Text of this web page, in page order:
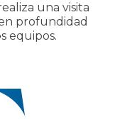
una visita
profundidad
equipos.